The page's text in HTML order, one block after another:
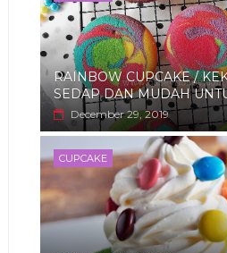
RAINBOW CUPCAKE /
SEDAP DAN MUDAH
December 29, 2019
CUPCAKE